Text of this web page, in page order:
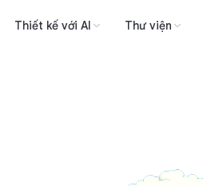
Thiết kế với AI Thư viện